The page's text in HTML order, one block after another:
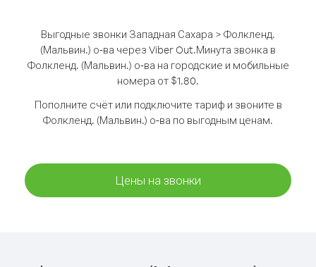
Выгодные звонки Западная Сахара > Фолкленд.
(Мальвин.) о-ва через Viber Out.Минута звонка в
Фолкленд. (Мальвин.) о-ва на городские и мобильные
номера от $1.80.
Пополните счёт или подключите тариф и звоните в
Фолкленд. (Мальвин.) о-ва по выгодным ценам.
Цены на звонки